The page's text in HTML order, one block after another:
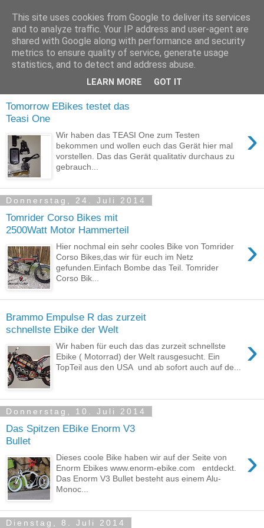
Tomorrow EBikes
Ebikes der Zukunft
Tomorrow EBikes testet das
Teasi One
›
Wir haben das TEASI One zum Testen
bekommen und wollen euch das Gerät hier mal
vorstellen. Das das Gerät qualitativ durchaus zu
gebrauch...
Donnerstag, 24. Juli 2014
Tomrider Corso Bikes mit
2500Watt Motor Hammerteil
›
Hier nochmal ein sehr cooles Bike von Tomrider
Corso Bikes,das wir für euch im Netz
gefunden.Einfach Bombe das Teil. Tomrider
Corso Bik...
Brammo Empulse R das zurzeit
schnellste Ebike der Welt
›
Wir haben für euch das das zurzeit schnellste
Ebike ( Motorrad) der Welt rausgesucht. Ein
TopTeil aus den USA und ab sofort auch auf de...
Donnerstag, 10. Juli 2014
Das Spitzen EBike Enorm V3
Bullet
›
Dieses coole Bike haben wir auf der Seite von
Enorm Ebikes www.enorm-ebike.com entdeckt.
Das Enorm V3 Bullet besteht aus einem Alu-
Monoc...
Dienstag, 8. Juli 2014
This site uses cookies from Google to deliver its services
and to analyze traffic. Your IP address and user-agent are
shared with Google along with performance and security
metrics to ensure quality of service, generate usage
statistics, and to detect and address abuse.
LEARN MORE GOT IT